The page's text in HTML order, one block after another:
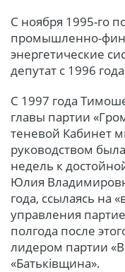
С ноября 1995-го
промышленно-
энергетические
депутат с 1996
С 1997 года
главы партии
теневой Кабинет
руководством
недель к
Юлия
года, ссылаясь на
управления
полгода после
лидером партии
«Батьківщина».